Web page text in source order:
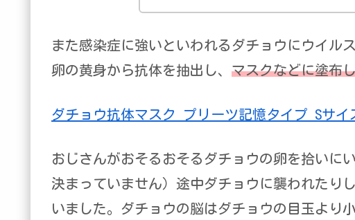
また感染症に強いといわれるダチョウにウイル
卵の黄身から抗体を抽出し、 マスクなどに塗布
ダチョウ抗体マスク プリーツ記憶タイプ Sサ
おじさんがおそるおそるダチョウの卵を拾いに
決まっていません）途中ダチョウに襲われたり
いました。ダチョウの脳はダチョウの目玉より